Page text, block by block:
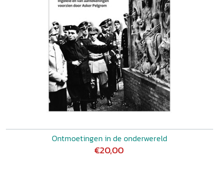
Ontmoetingen in de onderwereld
€20,00